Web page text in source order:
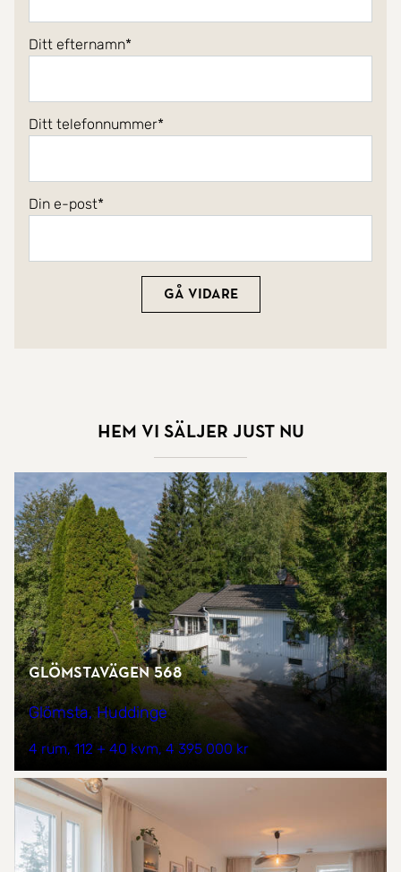
Ditt efternamn
Ditt telefonnummer
Din e-post
Gå vidare
Hem vi säljer just nu
Glömstavägen 568
Glömsta, Huddinge
4 rum 112 + 40 kvm 4 395 000 kr